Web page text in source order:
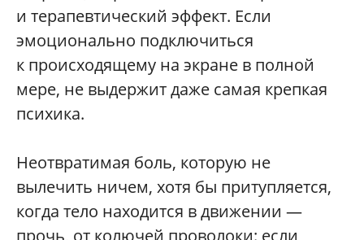
и терапевтический эффект. Если
эмоционально подключиться
к происходящему на экране в полной
мере, не выдержит даже самая крепкая
психика.
Неотвратимая боль, которую не
вылечить ничем, хотя бы притупляется,
когда тело находится в движении —